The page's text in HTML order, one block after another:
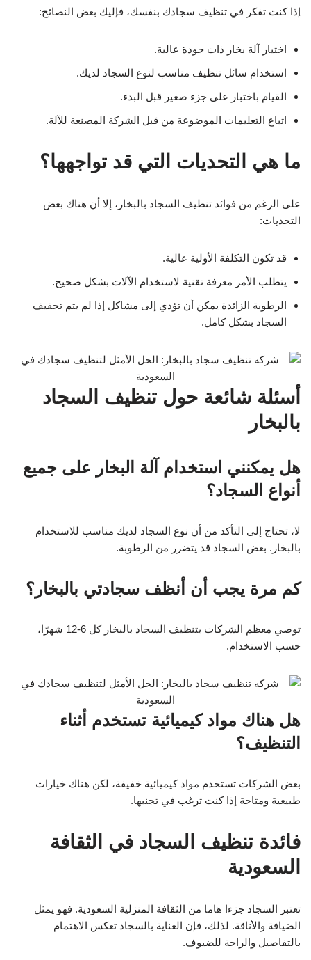
إذا كنت تفكر في تنظيف سجادك بنفسك، فإليك بعض النصائح:
اختيار آلة بخار ذات جودة عالية.
استخدام سائل تنظيف مناسب لنوع السجاد لديك.
القيام باختبار على جزء صغير قبل البدء.
اتباع التعليمات الموضوعة من قبل الشركة المصنعة للآلة.
ما هي التحديات التي قد تواجهها؟
على الرغم من فوائد تنظيف السجاد بالبخار، إلا أن هناك بعض
التحديات:
قد تكون التكلفة الأولية عالية.
يتطلب الأمر معرفة تقنية لاستخدام الآلات بشكل صحيح.
الرطوبة الزائدة يمكن أن تؤدي إلى مشاكل إذا لم يتم تجفيف
السجاد بشكل كامل.
أسئلة شائعة حول تنظيف السجاد
بالبخار
هل يمكنني استخدام آلة البخار على جميع
أنواع السجاد؟
لا، تحتاج إلى التأكد من أن نوع السجاد لديك مناسب للاستخدام
بالبخار. بعض السجاد قد يتضرر من الرطوبة.
كم مرة يجب أن أنظف سجادتي بالبخار؟
توصي معظم الشركات بتنظيف السجاد بالبخار كل 6-12 شهرًا،
حسب الاستخدام.
هل هناك مواد كيميائية تستخدم أثناء
التنظيف؟
بعض الشركات تستخدم مواد كيميائية خفيفة، لكن هناك خيارات
طبيعية ومتاحة إذا كنت ترغب في تجنبها.
فائدة تنظيف السجاد في الثقافة
السعودية
تعتبر السجاد جزءا هاما من الثقافة المنزلية السعودية. فهو يمثل
الضيافة والأناقة. لذلك، فإن العناية بالسجاد تعكس الاهتمام
بالتفاصيل والراحة للضيوف.